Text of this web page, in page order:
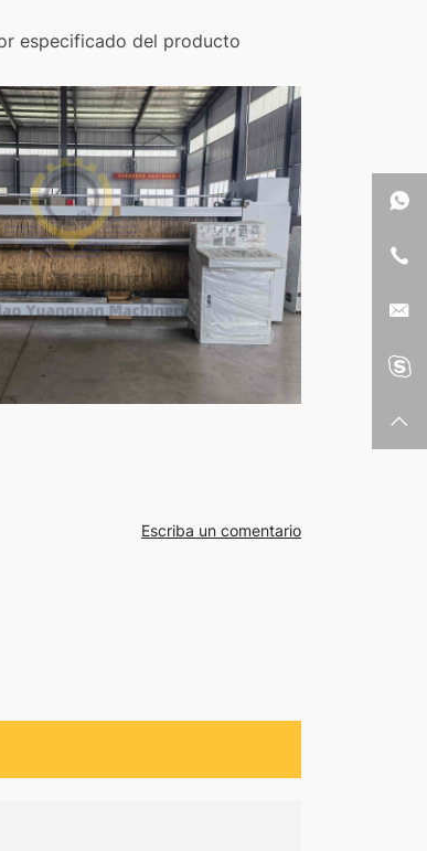
especificado del producto
Escriba un comentario